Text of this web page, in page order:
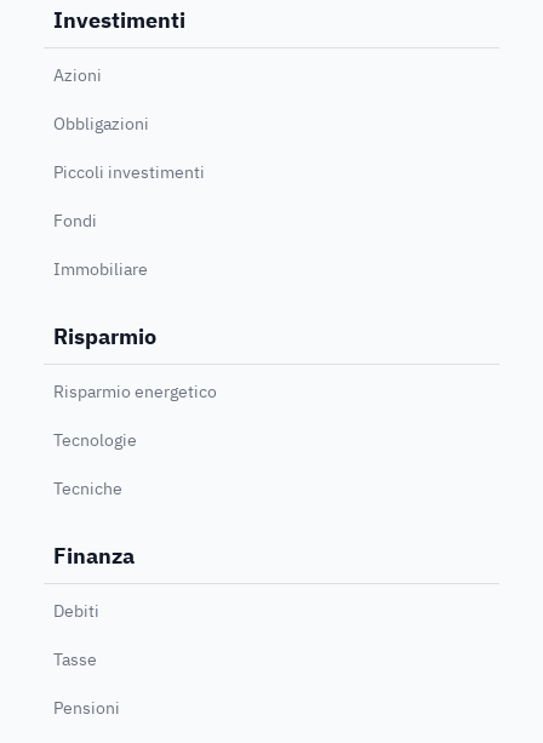
Investimenti
Azioni
Obbligazioni
Piccoli investimenti
Fondi
Immobiliare
Risparmio
Risparmio energetico
Tecnologie
Tecniche
Finanza
Debiti
Tasse
Pensioni